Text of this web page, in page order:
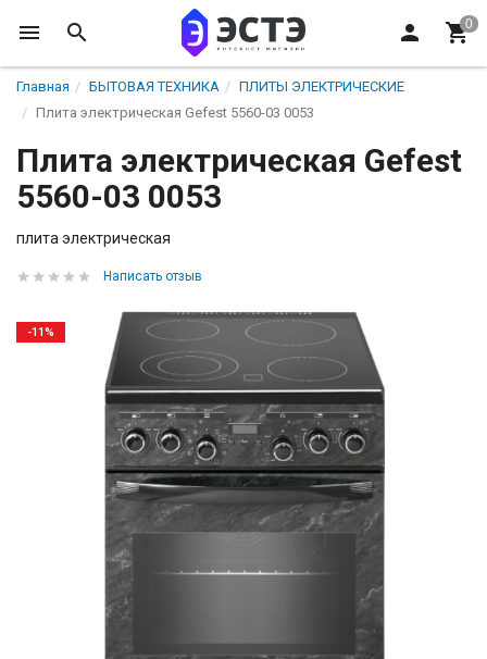
Главная БЫТОВАЯ ТЕХНИКА
ПЛИТЫ ЭЛЕКТРИЧЕСКИЕ
Плита электрическая Gefest 5560-03 0053
Плита электрическая Gefest
5560-03 0053
плита электрическая
Написать отзыв
-11%